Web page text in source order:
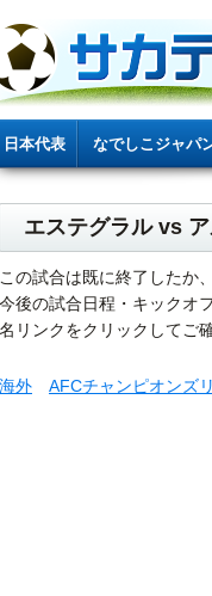
日本代表 なでしこジャパ
エステグラル vs
この試合は既に終了したか
今後の試合日程・キックオ
名リンクをクリックしてご
海外 AFCチャンピオンズ